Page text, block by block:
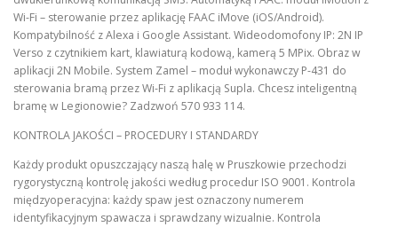
Wi-Fi – sterowanie przez aplikację FAAC iMove (iOS/Android).
Kompatybilność z Alexa i Google Assistant. Wideodomofony IP: 2N IP
Verso z czytnikiem kart, klawiaturą kodową, kamerą 5 MPix. Obraz w
aplikacji 2N Mobile. System Zamel – moduł wykonawczy P-431 do
sterowania bramą przez Wi-Fi z aplikacją Supla. Chcesz inteligentną
bramę w Legionowie? Zadzwoń 570 933 114.
KONTROLA JAKOŚCI – PROCEDURY I STANDARDY
Każdy produkt opuszczający naszą halę w Pruszkowie przechodzi
rygorystyczną kontrolę jakości według procedur ISO 9001. Kontrola
międzyoperacyjna: każdy spaw jest oznaczony numerem
identyfikacyjnym spawacza i sprawdzany wizualnie. Kontrola